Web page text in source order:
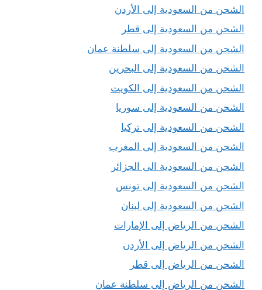
الشحن من السعودية إلى الأردن
الشحن من السعودية إلى قطر
الشحن من السعودية إلى سلطنة عمان
الشحن من السعودية إلى البحرين
الشحن من السعودية إلى الكويت
الشحن من السعودية إلى سوريا
الشحن من السعودية إلى تركيا
الشحن من السعودية إلى المغرب
الشحن من السعودية الى الجزائر
الشحن من السعودية إلى تونس
الشحن من السعودية إلى لبنان
الشحن من الرياض إلى الإمارات
الشحن من الرياض إلى الأردن
الشحن من الرياض إلى قطر
الشحن من الرياض إلى سلطنة عمان